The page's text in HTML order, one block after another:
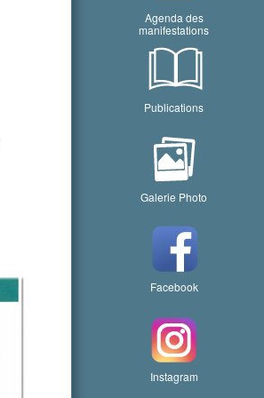
Agenda des
manifestations
Publications
Galerie Photo
Facebook
Instagram